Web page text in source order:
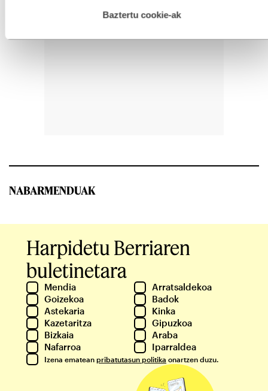
esplizitua ematen diguzu.Gehiago irakurri
Baztertu cookie-ak
NABARMENDUAK
Harpidetu Berriaren
buletinetara
Mendia
Arratsaldekoa
Goizekoa
Badok
Astekaria
Kinka
Kazetaritza
Gipuzkoa
Bizkaia
Araba
Nafarroa
Iparraldea
Izena ematean pribatutasun politika onartzen duzu.